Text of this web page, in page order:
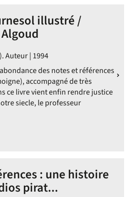
illustré /
Auteur | 1994
des notes et références
accompagné de très
ce livre vient enfin rendre justice
siecle, le professeur
: une histoire
pirat...